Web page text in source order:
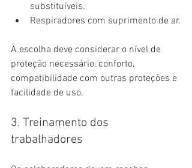
substituíveis.
Respiradores com suprimento de ar.
A escolha deve considerar o nível de
proteção necessário, conforto,
compatibilidade com outras proteções e
facilidade de uso.
3. Treinamento dos
trabalhadores